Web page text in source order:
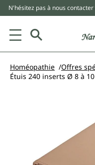
principal
N'hésitez pas à nous
Homéopathie
Offres
Étuis 240 inserts Ø 8 à